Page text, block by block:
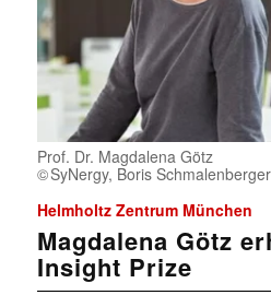
Prof. Dr. Magdalena Götz
SyNergy, Boris Schmalenberger
Helmholtz Zentrum München
Magdalena Götz
Insight Prize